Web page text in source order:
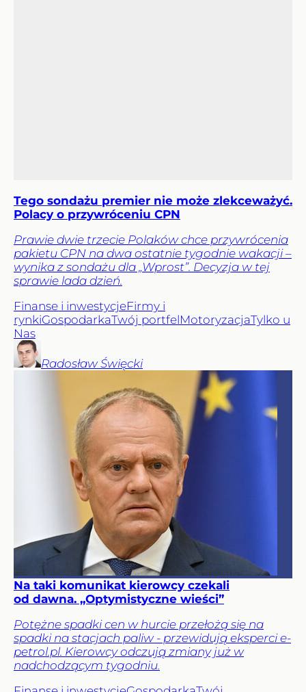
Tego sondażu premier nie może zlekceważyć.
Polacy o przywróceniu CPN
Prawie dwie trzecie Polaków chce przywrócenia
pakietu CPN na dwa ostatnie tygodnie wakacji –
wynika z sondażu dla „Wprost”. Decyzja w tej
sprawie lada dzień.
Finanse i inwestycjeFirmy i
rynkiGospodarkaTwój portfelMotoryzacjaTylko u
Nas
Radosław Święcki
Na taki komunikat kierowcy czekali
od dawna. „Optymistyczne wieści”
Potężne spadki cen w hurcie przełożą się na
spadki na stacjach paliw - przewidują eksperci e-
petrol.pl. Kierowcy odczują zmiany już w
nadchodzącym tygodniu.